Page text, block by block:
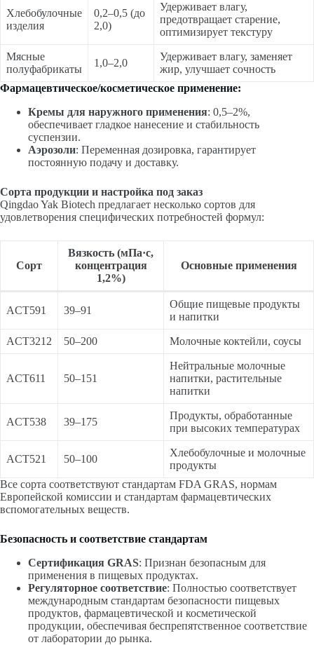
Хлебобулочные
изделия
0,2–0,5 (до
2,0)
Удерживает влагу,
предотвращает старение,
оптимизирует текстуру
Мясные
полуфабрикаты
1,0–2,0
Удерживает влагу, заменяет
жир, улучшает сочность
Фармацевтическое/косметическое применение:
Кремы для наружного применения: 0,5–2%,
обеспечивает гладкое нанесение и стабильность
суспензии.
Аэрозоли: Переменная дозировка, гарантирует
постоянную подачу и доставку.
Сорта продукции и настройка под заказ
Qingdao Yak Biotech предлагает несколько сортов для
удовлетворения специфических потребностей формул:
Сорт
Вязкость (мПа·с,
концентрация
1,2%)
Основные применения
ACT591 39–91
Общие пищевые продукты
и напитки
ACT3212 50–200 Молочные коктейли, соусы
ACT611 50–151
Нейтральные молочные
напитки, растительные
напитки
ACT538 39–175
Продукты, обработанные
при высоких температурах
ACT521 50–100
Хлебобулочные и молочные
продукты
Все сорта соответствуют стандартам FDA GRAS, нормам
Европейской комиссии и стандартам фармацевтических
вспомогательных веществ.
Безопасность и соответствие стандартам
Сертификация GRAS: Признан безопасным для
применения в пищевых продуктах.
Регуляторное соответствие: Полностью соответствует
международным стандартам безопасности пищевых
продуктов, фармацевтической и косметической
продукции, обеспечивая беспрепятственное соответствие
от лаборатории до рынка.